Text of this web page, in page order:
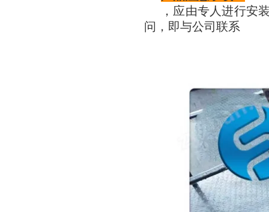
，应由专人进行安
问，即与公司联系